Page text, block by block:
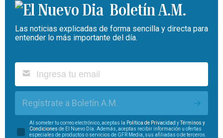
Boletín A.M.
Las noticias explicadas de forma sencilla y directa para
entender lo más importante del día.
Regístrate a Boletín A.M.
Al someter tu correo electrónico, aceptas la Política de Privacidad y
Términos y
Condiciones de El Nuevo Día. Además, aceptas recibir información u ofertas
especiales de productos o servicios de GFR Media, sus afiliadas o de terceros.